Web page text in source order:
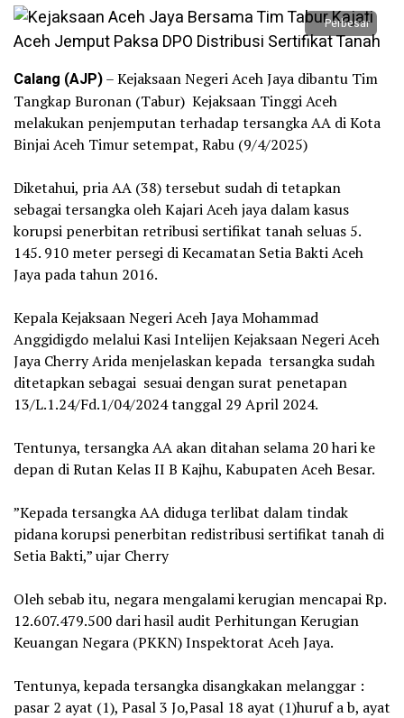
Perbesar
Calang (AJP)– Kejaksaan Negeri Aceh Jaya dibantu Tim
Tangkap Buronan (Tabur) Kejaksaan Tinggi Aceh
melakukan penjemputan terhadap tersangka AA di Kota
Binjai Aceh Timur setempat, Rabu (9/4/2025)
‎Diketahui, pria AA (38) tersebut sudah di tetapkan
sebagai tersangka oleh Kajari Aceh jaya dalam kasus
korupsi penerbitan retribusi sertifikat tanah seluas 5.
145. 910 meter persegi di Kecamatan Setia Bakti Aceh
Jaya pada tahun 2016.
‎Kepala Kejaksaan Negeri Aceh Jaya Mohammad
Anggidigdo melalui Kasi Intelijen Kejaksaan Negeri Aceh
Jaya Cherry Arida menjelaskan kepada tersangka sudah
ditetapkan sebagai sesuai dengan surat penetapan
13/L.1.24/Fd.1/04/2024 tanggal 29 April 2024.
‎Tentunya, tersangka AA akan ditahan selama 20 hari ke
depan di Rutan Kelas II B Kajhu, Kabupaten Aceh Besar.
‎”Kepada tersangka AA diduga terlibat dalam tindak
pidana korupsi penerbitan redistribusi sertifikat tanah di
Setia Bakti,” ujar Cherry
‎Oleh sebab itu, negara mengalami kerugian mencapai Rp.
12.607.479.500 dari hasil audit Perhitungan Kerugian
Keuangan Negara (PKKN) Inspektorat Aceh Jaya.
‎Tentunya, kepada tersangka disangkakan melanggar :
pasar 2 ayat (1), Pasal 3 Jo,Pasal 18 ayat (1)huruf a b, ayat